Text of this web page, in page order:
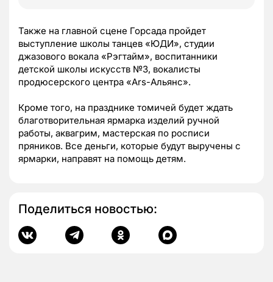
Также на главной сцене Горсада пройдет
выступление школы танцев «ЮДИ», студии
джазового вокала «Рэгтайм», воспитанники
детской школы искусств №3, вокалисты
продюсерского центра «Ars-Альянс».
Кроме того, на празднике томичей будет ждать
благотворительная ярмарка изделий ручной
работы, аквагрим, мастерская по росписи
пряников. Все деньги, которые будут выручены с
ярмарки, направят на помощь детям.
Поделиться новостью: